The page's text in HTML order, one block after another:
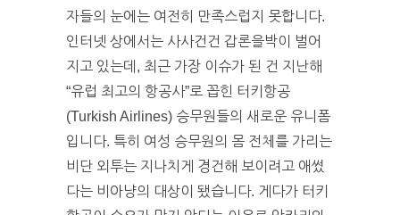
자들의 눈에는 여전히 만족스럽지 못합니다.
인터넷 상에서는 사사건건 갑론을박이 벌어
지고 있는데, 최근 가장 이슈가 된 건 지난해
“유럽 최고의 항공사”로 꼽힌 터키항공
(Turkish Airlines) 승무원들의 새로운 유니폼
입니다. 특히 여성 승무원의 몸 전체를 가리는
비단 외투는 지나치게 경건해 보이려고 애썼
다는 비아냥의 대상이 됐습니다. 게다가 터키